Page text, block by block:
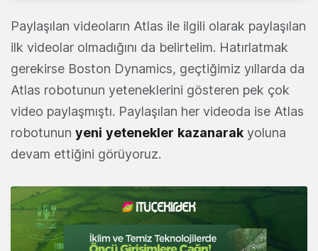
Paylaşılan videoların Atlas ile ilgili olarak paylaşılan
ilk videolar olmadığını da belirtelim. Hatırlatmak
gerekirse Boston Dynamics, geçtiğimiz yıllarda da
Atlas robotunun yeteneklerini gösteren pek çok
video paylaşmıştı. Paylaşılan her videoda ise Atlas
robotunun yeni yetenekler kazanarak yoluna
devam ettiğini görüyoruz.